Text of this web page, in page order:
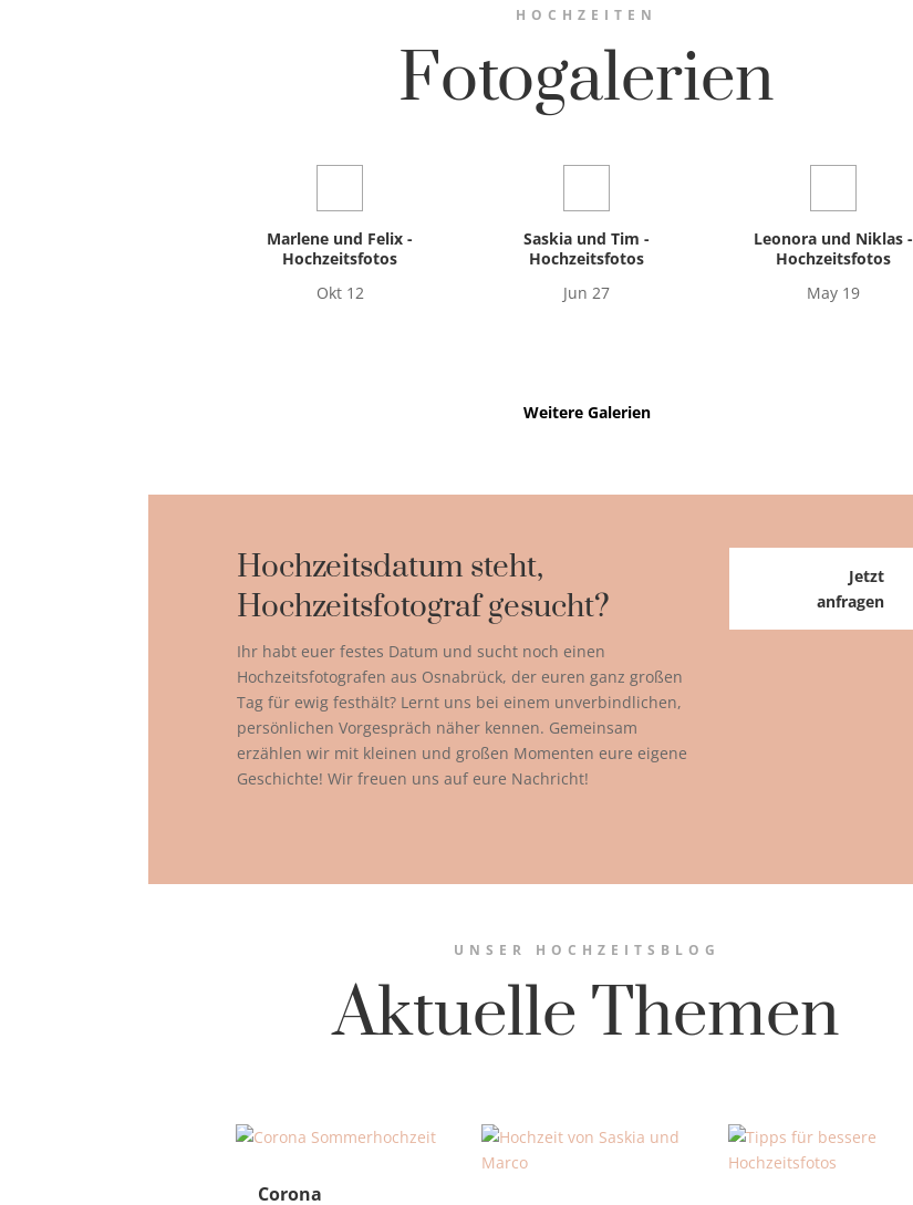
HOCHZEITEN
Fotogalerien
Marlene und Felix -
Hochzeitsfotos
Okt 12
Saskia und Tim -
Hochzeitsfotos
Jun 27
Leonora und Niklas -
Hochzeitsfotos
May 19
Weitere Galerien
Hochzeitsdatum steht,
Hochzeitsfotograf gesucht?
Ihr habt euer festes Datum und sucht noch einen
Hochzeitsfotografen aus Osnabrück, der euren ganz großen
Tag für ewig festhält? Lernt uns bei einem unverbindlichen,
persönlichen Vorgespräch näher kennen. Gemeinsam
erzählen wir mit kleinen und großen Momenten eure eigene
Geschichte! Wir freuen uns auf eure Nachricht!
Jetzt
anfragen
UNSER HOCHZEITSBLOG
Aktuelle Themen
Corona